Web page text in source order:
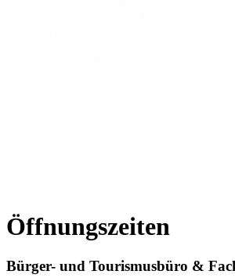
Öffnungszeiten
Bürger- und Tourismusbüro &